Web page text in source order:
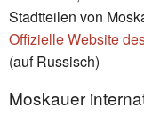
Stadtteilen von
Offizielle Website
(auf Russisch)
Moskauer